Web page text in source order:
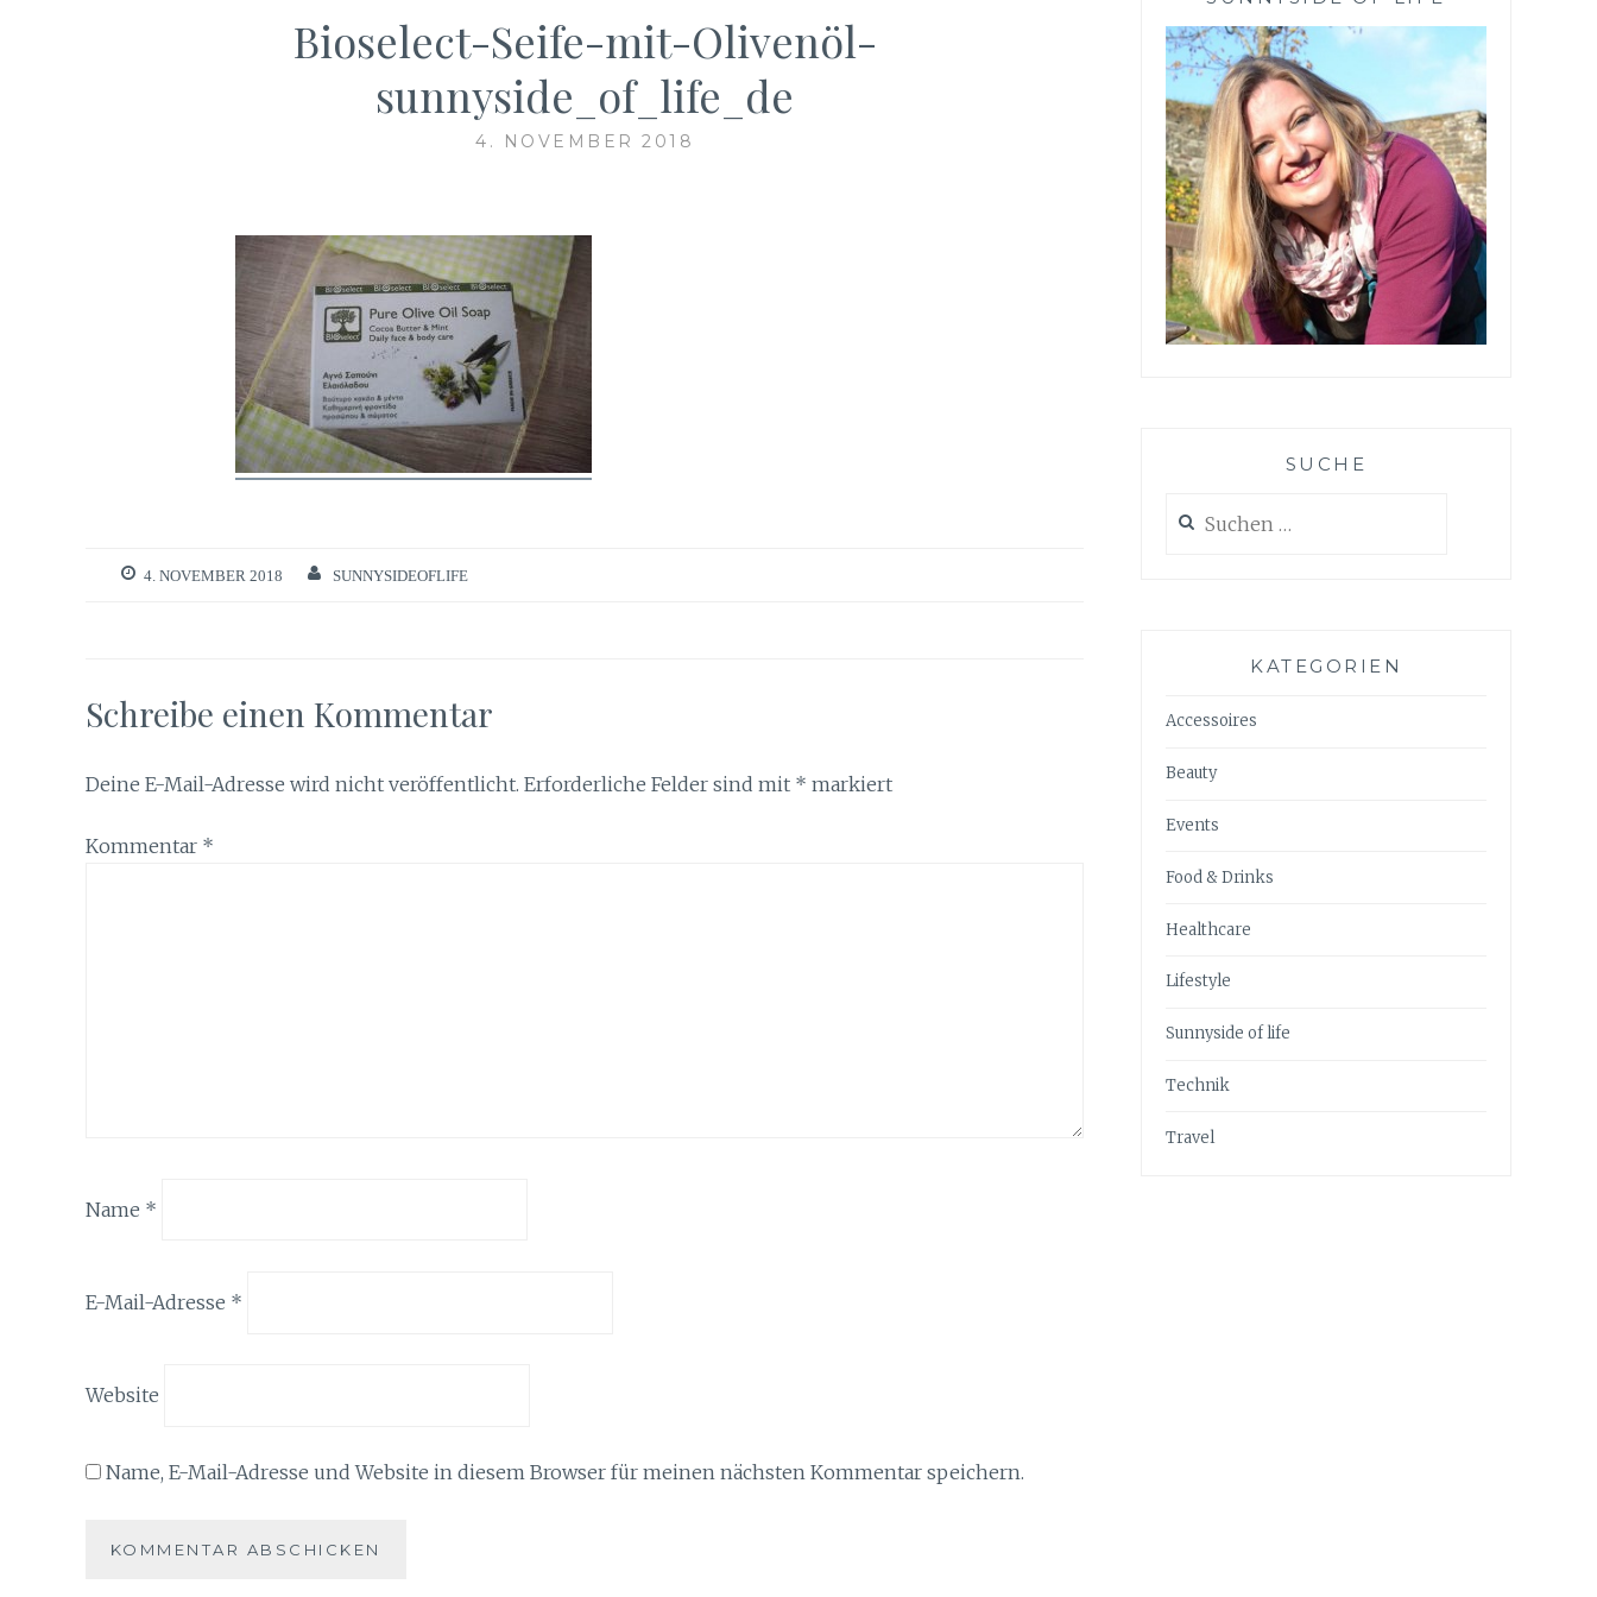
Bioselect-Seife-mit-Olivenöl-
sunnyside_of_life_de
4. NOVEMBER 2018
4. NOVEMBER 2018 SUNNYSIDEOFLIFE
Schreibe einen Kommentar
Deine E-Mail-Adresse wird nicht veröffentlicht. Erforderliche Felder sind mit * markiert
Kommentar *
Name *
E-Mail-Adresse *
Website
Name, E-Mail-Adresse und Website in diesem Browser für meinen nächsten Kommentar speichern.
SUCHE
nach:
KATEGORIEN
Accessoires
Beauty
Events
Food & Drinks
Healthcare
Lifestyle
Sunnyside of life
Technik
Travel